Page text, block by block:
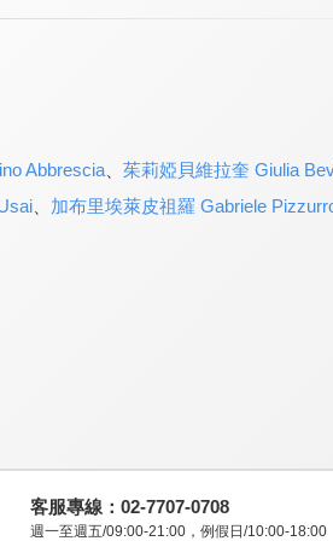
Abbrescia、 茱莉婭貝維拉奎 Giulia
、 加布里埃萊皮祖羅 Gabriele
客服專線：02-7707-0708
週一至週五/09:00-21:00，例假日/10:00-18:00